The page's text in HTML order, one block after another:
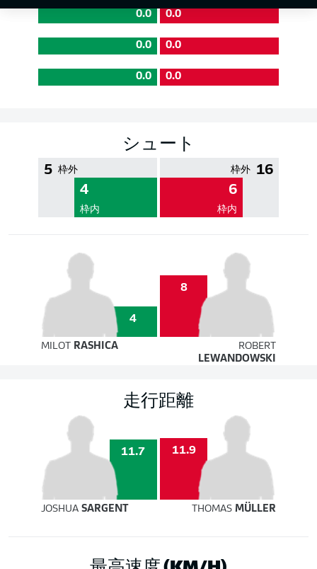
0.0 0.0
0.0 0.0
0.0 0.0
シュート
5 枠外
4
枠内
16
枠外
6
枠内
4
8
MILOT RASHICA
ROBERT
LEWANDOWSKI
走行距離
11.7 11.9
JOSHUA SARGENT THOMASMÜLLER